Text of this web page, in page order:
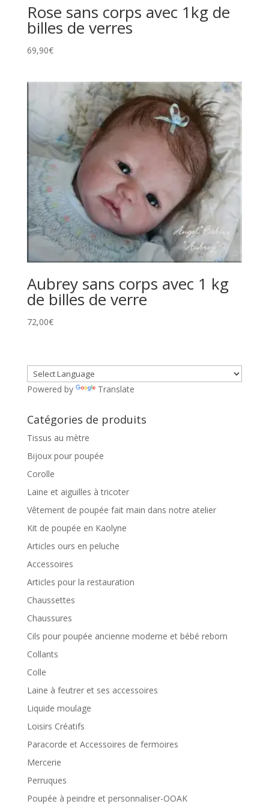
Rose sans corps avec 1kg de
billes de verres
69,90€
Aubrey sans corps avec 1 kg
de billes de verre
72,00€
Powered by Translate
Catégories de produits
Tissus au mètre
Bijoux pour poupée
Corolle
Laine et aiguilles à tricoter
Vêtement de poupée fait main dans notre atelier
Kit de poupée en Kaolyne
Articles ours en peluche
Accessoires
Articles pour la restauration
Chaussettes
Chaussures
Cils pour poupée ancienne moderne et bébé reborn
Collants
Colle
Laine à feutrer et ses accessoires
Liquide moulage
Loisirs Créatifs
Paracorde et Accessoires de fermoires
Mercerie
Perruques
Poupée à peindre et personnaliser-OOAK